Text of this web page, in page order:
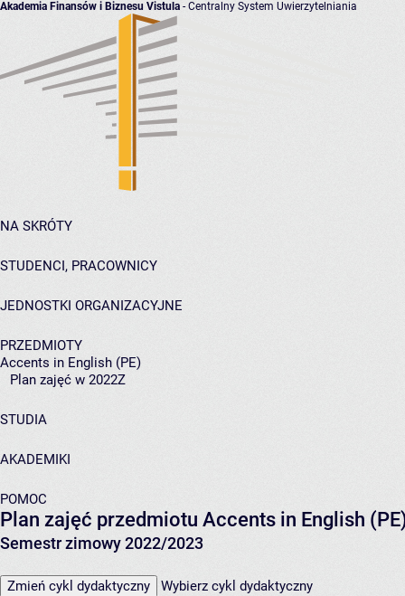
Akademia Finansów i Biznesu Vistula - Centralny System Uwierzytelniania
NA SKRÓTY
STUDENCI, PRACOWNICY
JEDNOSTKI ORGANIZACYJNE
PRZEDMIOTY
Accents in English (PE)
Plan zajęć w 2022Z
STUDIA
AKADEMIKI
POMOC
Plan zajęć przedmiotu Accents in English
Semestr zimowy 2022/2023
Zmień cykl dydaktyczny Wybierz cykl dydaktyczny